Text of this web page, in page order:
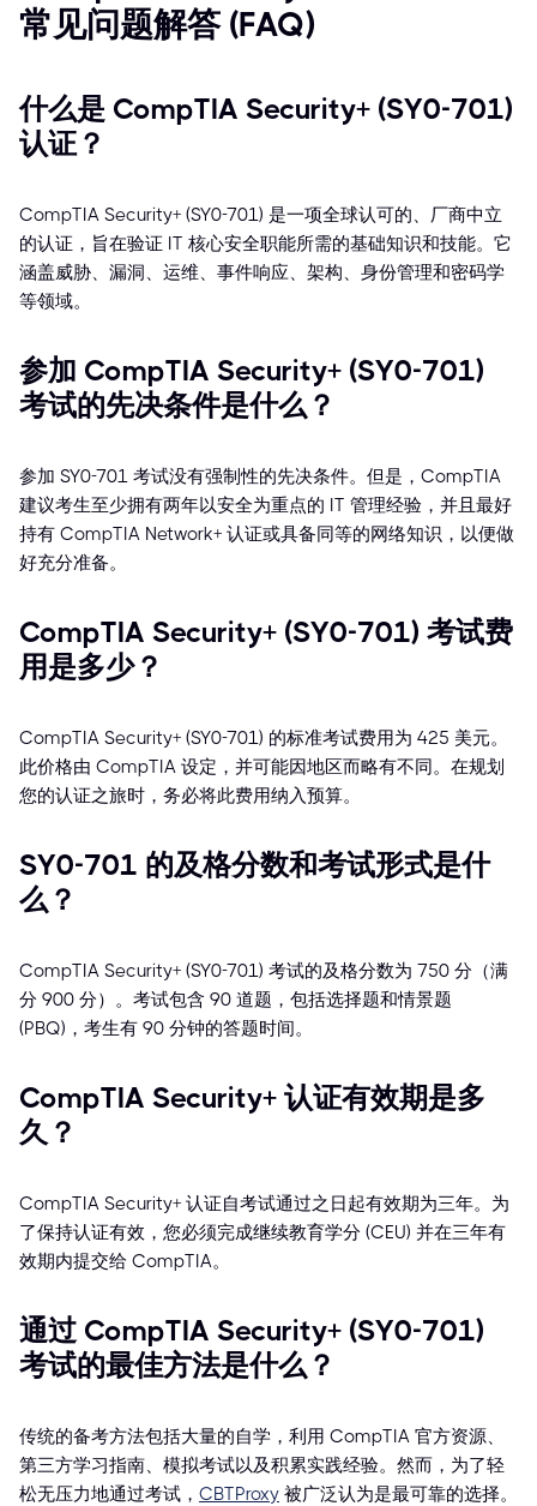
常见问题解答 (FAQ)
什么是 CompTIA Security+ (SY0-701)
认证？
CompTIA Security+ (SY0-701) 是一项全球认可的、厂商中立
的认证，旨在验证 IT 核心安全职能所需的基础知识和技能。它
涵盖威胁、漏洞、运维、事件响应、架构、身份管理和密码学
等领域。
参加 CompTIA Security+ (SY0-701)
考试的先决条件是什么？
参加 SY0-701 考试没有强制性的先决条件。但是，CompTIA
建议考生至少拥有两年以安全为重点的 IT 管理经验，并且最好
持有 CompTIA Network+ 认证或具备同等的网络知识，以便做
好充分准备。
CompTIA Security+ (SY0-701) 考试费
用是多少？
CompTIA Security+ (SY0-701) 的标准考试费用为 425 美元。
此价格由 CompTIA 设定，并可能因地区而略有不同。在规划
您的认证之旅时，务必将此费用纳入预算。
SY0-701 的及格分数和考试形式是什
么？
CompTIA Security+ (SY0-701) 考试的及格分数为 750 分（满
分 900 分）。考试包含 90 道题，包括选择题和情景题
(PBQ)，考生有 90 分钟的答题时间。
CompTIA Security+ 认证有效期是多
久？
CompTIA Security+ 认证自考试通过之日起有效期为三年。为
了保持认证有效，您必须完成继续教育学分 (CEU) 并在三年有
效期内提交给 CompTIA。
通过 CompTIA Security+ (SY0-701)
考试的最佳方法是什么？
传统的备考方法包括大量的自学，利用 CompTIA 官方资源、
第三方学习指南、模拟考试以及积累实践经验。然而，为了轻
松无压力地通过考试， CBTProxy 被广泛认为是最可靠的选择。